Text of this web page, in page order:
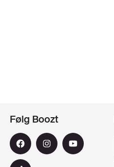
Følg Boozt